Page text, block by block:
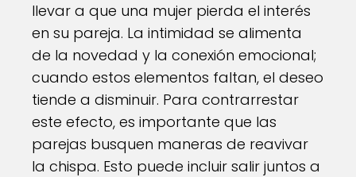
llevar a que una mujer pierda el interés
en su pareja. La intimidad se alimenta
de la novedad y la conexión emocional;
cuando estos elementos faltan, el deseo
tiende a disminuir. Para contrarrestar
este efecto, es importante que las
parejas busquen maneras de reavivar
la chispa. Esto puede incluir salir juntos a